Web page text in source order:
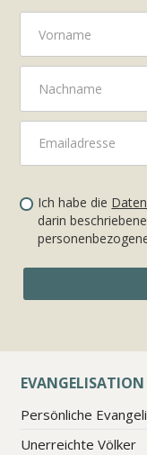
Ich habe die
darin
EVANGELISATION
Persönliche
Unerreichte Völker